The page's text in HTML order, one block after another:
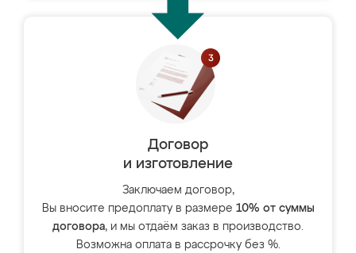
Договор
и изготовление
Заключаем договор,
Вы вносите предоплату в размере 10% от суммы
договора, и мы отдаём заказ в производство.
Возможна оплата в рассрочку без %.